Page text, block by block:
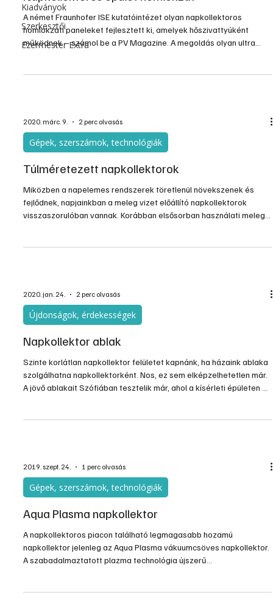
Kiadványok
Szerkesztői
Ezermester Extra
A német Fraunhofer ISE kutatóintézet olyan napkollektoros
homlokzati paneleket fejlesztett ki, amelyek hőszivattyúként
működnek – számol be a PV Magazine. A megoldás olyan ultra
2020. márc. 9. 2 perc olvasás
Gépek, szerszámok, technológiák
Túlméretezett napkollektorok
Miközben a napelemes rendszerek töretlenül növekszenek és
fejlődnek, napjainkban a meleg vizet előállító napkollektorok
visszaszorulóban vannak. Korábban elsősorban használati meleg
2020. jan. 24. 2 perc olvasás
Újdonságok, érdekességek
Napkollektor ablak
Szinte korlátlan napkollektor felületet kapnánk, ha házaink ablaka
szolgálhatna napkollektorként. Nos, ez sem elképzelhetetlen már.
A jövő ablakait Szófiában tesztelik már, ahol a kísérleti épületen az
2019. szept. 24. 1 perc olvasás
Gépek, szerszámok, technológiák
Aqua Plasma napkollektor
A napkollektoros piacon található legmagasabb hozamú
napkollektor jelenleg az Aqua Plasma vákuumcsöves napkollektor.
A szabadalmaztatott plazma technológia újszerű